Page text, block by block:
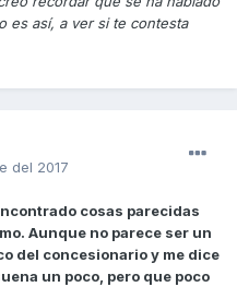
es así, a ver si te contesta
del 2017
cosas parecidas
Aunque no parece ser un
del concesionario y me dice
un poco, pero que poco